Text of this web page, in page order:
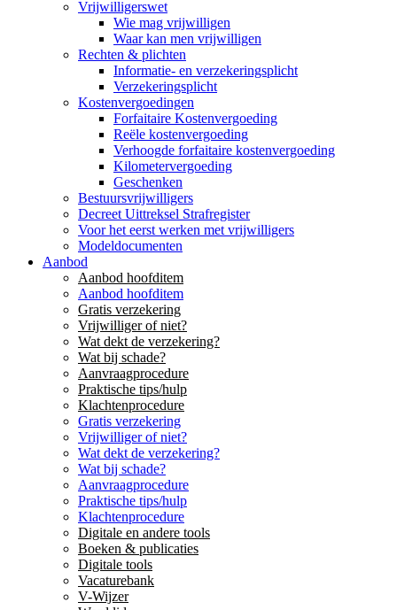
Vrijwilligerswet
Wie mag vrijwilligen
Waar kan men vrijwilligen
Rechten & plichten
Informatie- en verzekeringsplicht
Verzekeringsplicht
Kostenvergoedingen
Forfaitaire Kostenvergoeding
Reële kostenvergoeding
Verhoogde forfaitaire kostenvergoeding
Kilometervergoeding
Geschenken
Bestuursvrijwilligers
Decreet Uittreksel Strafregister
Voor het eerst werken met vrijwilligers
Modeldocumenten
Aanbod
Aanbod hoofditem
Aanbod hoofditem
Gratis verzekering
Vrijwilliger of niet?
Wat dekt de verzekering?
Wat bij schade?
Aanvraagprocedure
Praktische tips/hulp
Klachtenprocedure
Gratis verzekering
Vrijwilliger of niet?
Wat dekt de verzekering?
Wat bij schade?
Aanvraagprocedure
Praktische tips/hulp
Klachtenprocedure
Digitale en andere tools
Boeken & publicaties
Digitale tools
Vacaturebank
V-Wijzer